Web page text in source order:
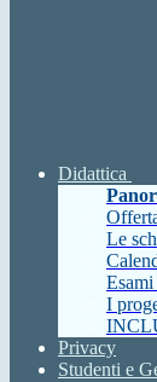
Didattica
Le
I
Privacy
Studenti e